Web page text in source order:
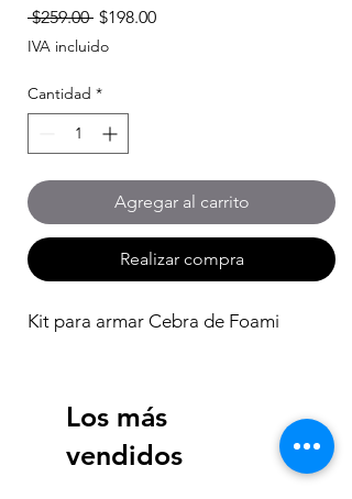
$259.00 Precio
$198.00Precio
IVA incluido
Cantidad *
Agregar al carrito
Realizar compra
Kit para armar Cebra de Foami
Los más
vendidos